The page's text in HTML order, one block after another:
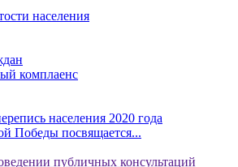
населения
комплаенс
населения 2020 года
Победы посвящается...
публичных консультаций